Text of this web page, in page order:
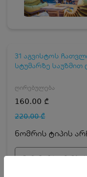
31 აგვისტოს
სტუმარზე
ღირებულება
160.00 ₾
220.00 ₾
ნომრის ტიპის
ნომერი 2 სტუმარზე